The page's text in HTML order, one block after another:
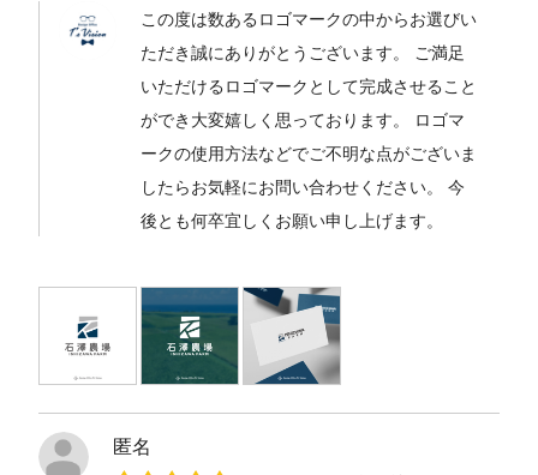
この度は数あるロゴマークの中からお選びい
ただき誠にありがとうございます。 ご満足
いただけるロゴマークとして完成させること
ができ大変嬉しく思っております。 ロゴマ
ークの使用方法などでご不明な点がございま
したらお気軽にお問い合わせください。 今
後とも何卒宜しくお願い申し上げます。
匿名